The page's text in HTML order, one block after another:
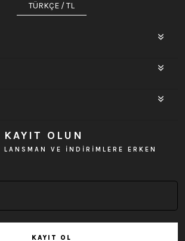
TÜRKÇE / TL
OLUN
LANSMAN VE İNDİRİMLERE ERKEN
KAYIT OL